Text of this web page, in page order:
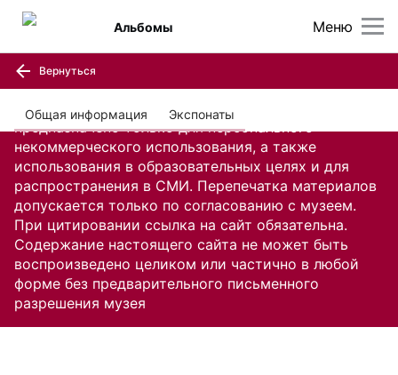
Содержание настоящего сайта, включая все
изображения и текстовую информацию,
предназначено только для персонального
некоммерческого использования, а также
использования в образовательных целях и для
распространения в СМИ. Перепечатка материалов
допускается только по согласованию с музеем.
При цитировании ссылка на сайт обязательна.
Содержание настоящего сайта не может быть
воспроизведено целиком или частично в любой
форме без предварительного письменного
разрешения музея
Меню
Альбомы
Вернуться
Общая информация Экспонаты